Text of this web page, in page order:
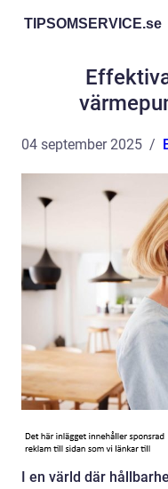
TIPSOMSERVICE.se
04 september 2025
I en värld där